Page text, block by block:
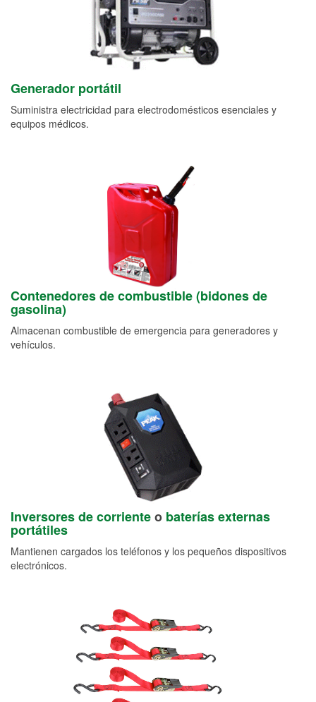
Generador portátil
Suministra electricidad para electrodomésticos esenciales y
equipos médicos.
Contenedores de combustible (bidones de
gasolina)
Almacenan combustible de emergencia para generadores y
vehículos.
Inversores de corrienteo baterías externas
portátiles
Mantienen cargados los teléfonos y los pequeños dispositivos
electrónicos.